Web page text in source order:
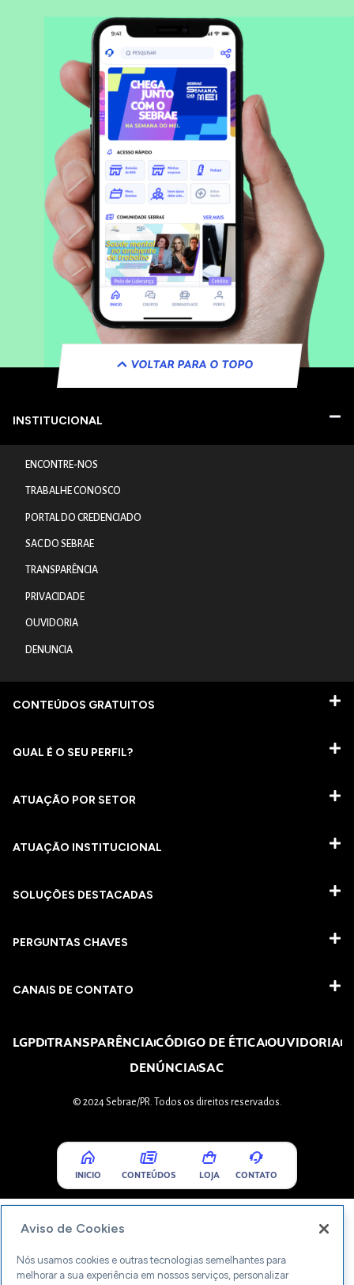
VOLTAR PARA O TOPO
INSTITUCIONAL
ENCONTRE-NOS
TRABALHE CONOSCO
PORTAL DO CREDENCIADO
SAC DO SEBRAE
TRANSPARÊNCIA
PRIVACIDADE
OUVIDORIA
DENUNCIA
CONTEÚDOS GRATUITOS
QUAL É O SEU PERFIL?
ATUAÇÃO POR SETOR
ATUAÇÃO INSTITUCIONAL
SOLUÇÕES DESTACADAS
PERGUNTAS CHAVES​
CANAIS DE CONTATO
LGPDTRANSPARÊNCIACÓDIGO DE ÉTICAOUVIDORIA
DENÚNCIASAC
© 2024 Sebrae/PR. Todos os direitos reservados.
INICIO CONTEÚDOS LOJA CONTATO
Aviso de Cookies
Nós usamos cookies e outras tecnologias semelhantes para
melhorar a sua experiência em nossos serviços, personalizar